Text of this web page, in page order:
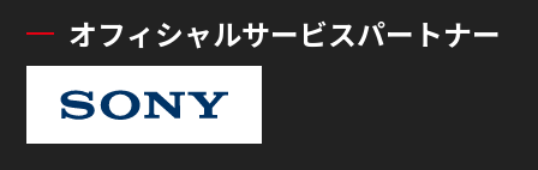
オフィシャルサービスパートナー